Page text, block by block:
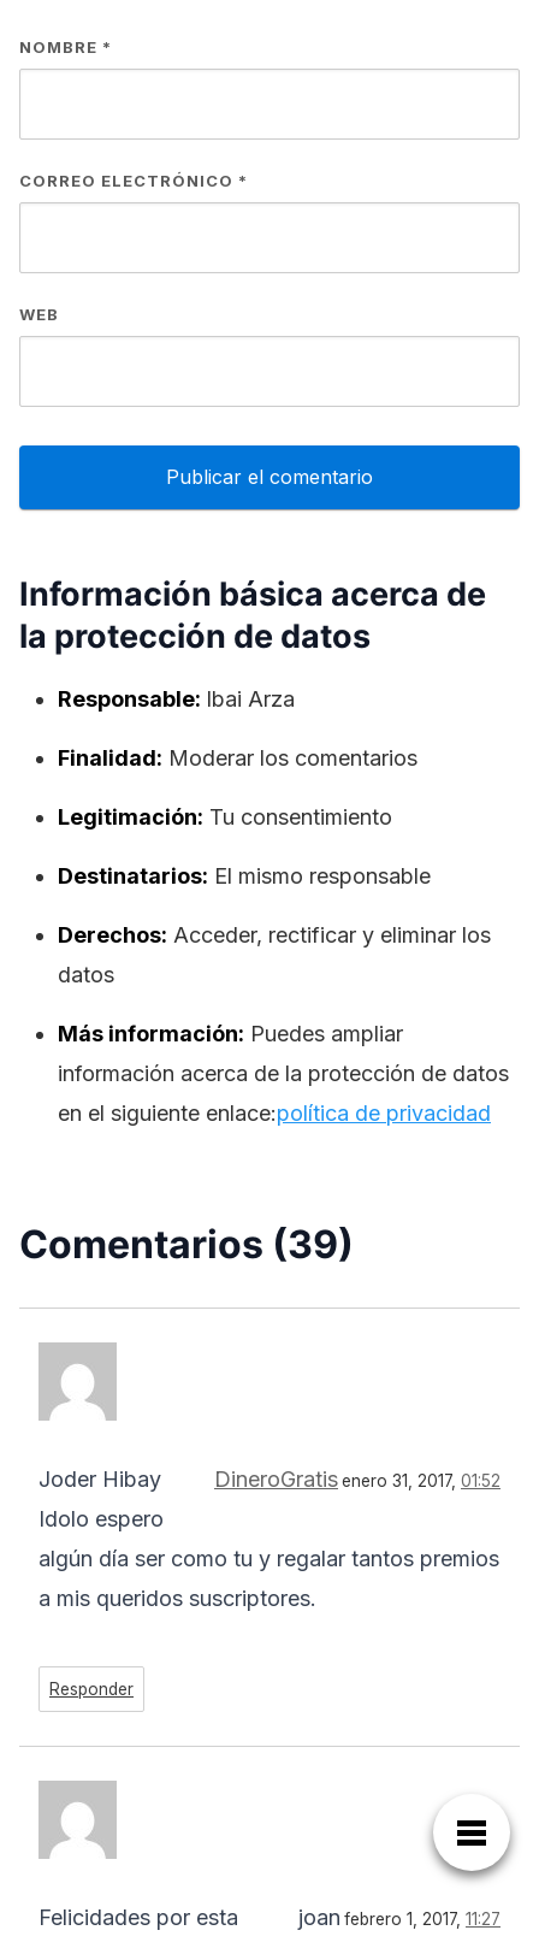
NOMBRE *
CORREO ELECTRÓNICO *
WEB
Información básica acerca de
la protección de datos
Responsable: lbai Arza
Finalidad: Moderar los comentarios
Legitimación: Tu consentimiento
Destinatarios: El mismo responsable
Derechos: Acceder, rectificar y eliminar los
datos
Más información: Puedes ampliar
información acerca de la protección de datos
en el siguiente enlace:política de privacidad
Comentarios (39)
DineroGratisenero 31, 2017, 01:52
Joder Hibay
Idolo espero
algún día ser como tu y regalar tantos premios
a mis queridos suscriptores.
Responder
joan febrero 1, 2017, 11:27
Felicidades por esta